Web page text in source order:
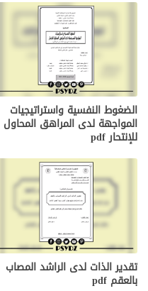
الضغوط النفسية واستراتيجيات
المواجهة لدى المراهق المحاول
للإنتحار pdf
تقدير الذات لدى الراشد المصاب
بالعقم pdf